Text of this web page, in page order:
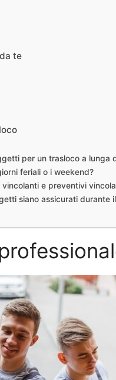
te
per un trasloco a lunga
feriali o i weekend?
e preventivi
siano assicurati durante